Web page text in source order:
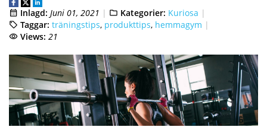
Inlagd: Juni 01, 2021 Kategorier: Kuriosa
Taggar: träningstips, produkttips, hemmagym
Views: 21